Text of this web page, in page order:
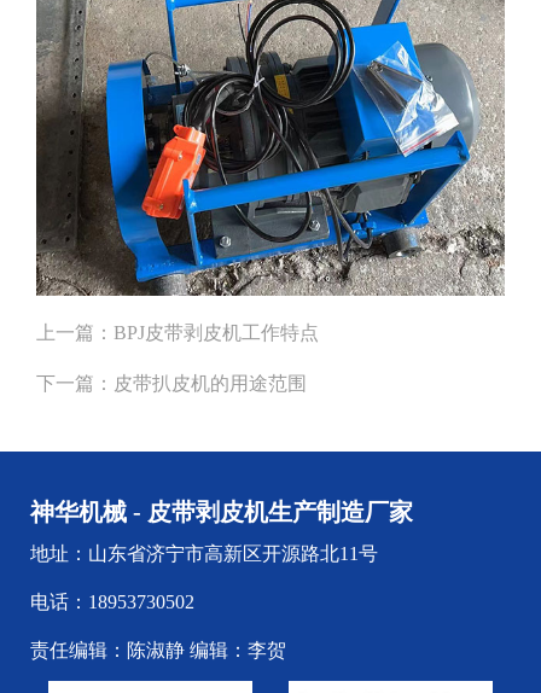
上一篇： BPJ皮带剥皮机工作特点
下一篇： 皮带扒皮机的用途范围
神华机械 - 皮带剥皮机生产制造厂家
地址：山东省济宁市高新区开源路北11号
电话：18953730502
责任编辑：陈淑静 编辑：李贺